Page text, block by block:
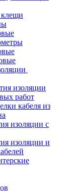
клещи
изоляции
работ
кабеля из
изоляции с
изоляции и